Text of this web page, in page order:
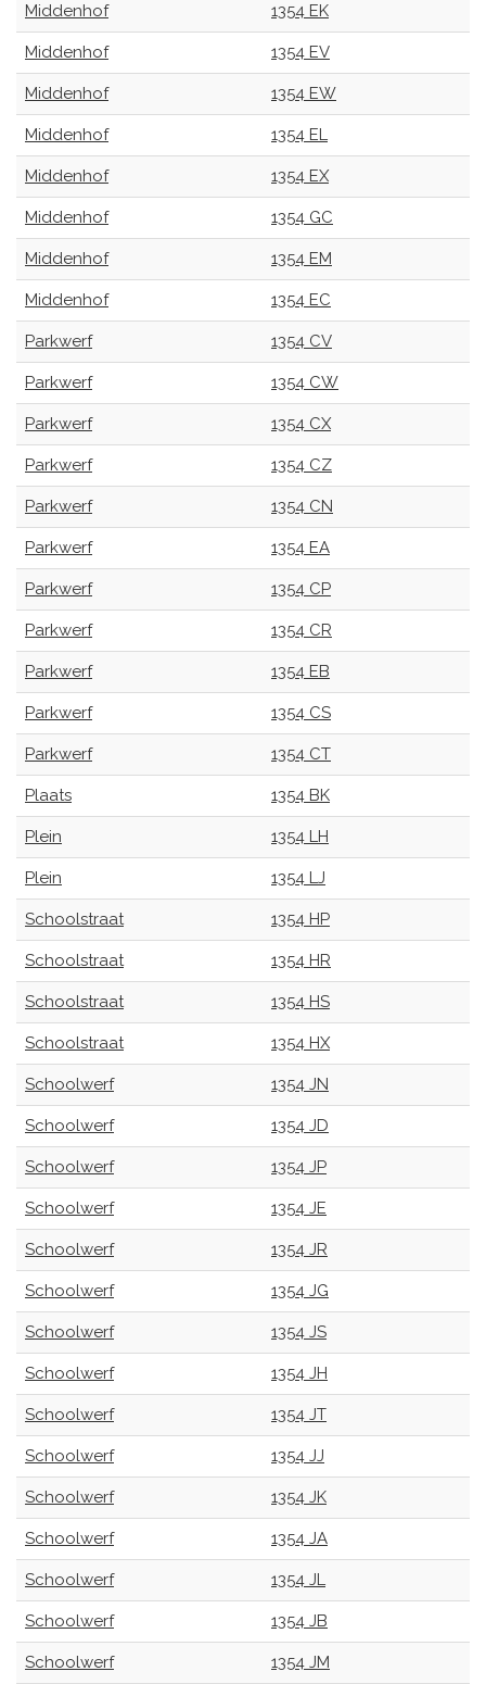
Middenhof 1354 EK
Middenhof 1354 EV
Middenhof 1354 EW
Middenhof 1354 EL
Middenhof 1354 EX
Middenhof 1354 GC
Middenhof 1354 EM
Middenhof 1354 EC
Parkwerf 1354 CV
Parkwerf 1354 CW
Parkwerf 1354 CX
Parkwerf 1354 CZ
Parkwerf 1354 CN
Parkwerf 1354 EA
Parkwerf 1354 CP
Parkwerf 1354 CR
Parkwerf 1354 EB
Parkwerf 1354 CS
Parkwerf 1354 CT
Plaats 1354 BK
Plein 1354 LH
Plein 1354 LJ
Schoolstraat 1354 HP
Schoolstraat 1354 HR
Schoolstraat 1354 HS
Schoolstraat 1354 HX
Schoolwerf 1354 JN
Schoolwerf 1354 JD
Schoolwerf 1354 JP
Schoolwerf 1354 JE
Schoolwerf 1354 JR
Schoolwerf 1354 JG
Schoolwerf 1354 JS
Schoolwerf 1354 JH
Schoolwerf 1354 JT
Schoolwerf 1354 JJ
Schoolwerf 1354 JK
Schoolwerf 1354 JA
Schoolwerf 1354 JL
Schoolwerf 1354 JB
Schoolwerf 1354 JM